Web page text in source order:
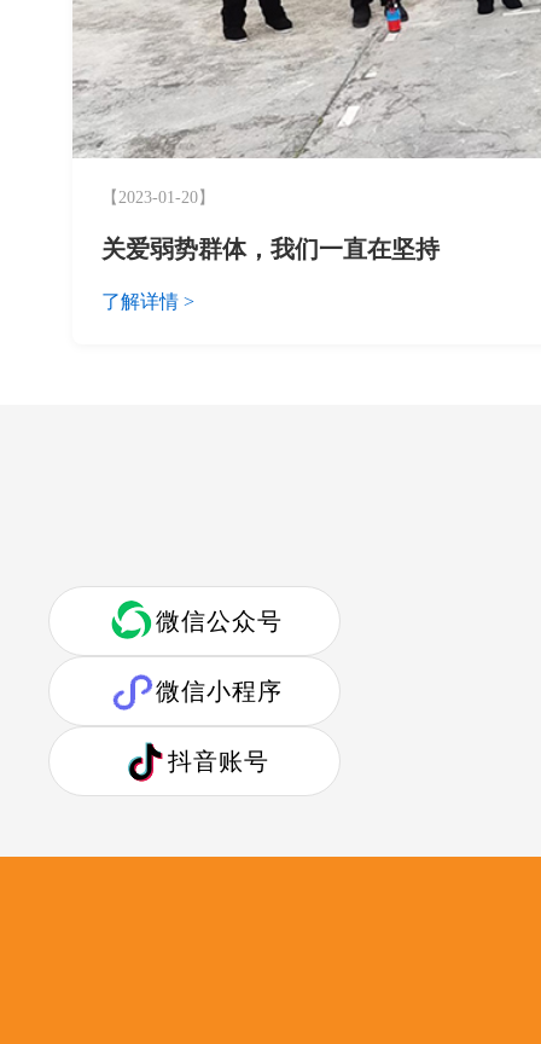
【2023-01-20】
关爱弱势群体，我们一直在坚持
了解详情 >
微信公众号
微信小程序
抖音账号